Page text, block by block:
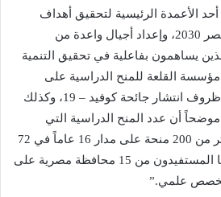
أحد الأعمدة الرئيسية لتحقيق أهداف
التنمية المستدامة ورؤية مصر 2030، وإعداد أجيال واعدة من
يساهمون بفاعلية في تحقيق التنمية
القلعة للمنح الدراسية على
استمرارية أعمالها بالرغم ظروف انتشار جائحة كوفيد – 19، وكذلك
موضحاً أن عدد المنح الدراسية التي
قدمتها المؤسسة وصل أكثر من 200 منحة على مدار 16 عاماً في 72
جامعة عالمية، حصل خلالها المستفيدون من 15 محافظة مصرية على